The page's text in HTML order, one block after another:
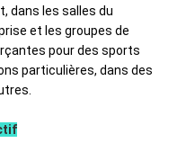
dans les salles du
et les groupes de
pour des sports
particulières, dans des